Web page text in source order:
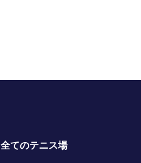
全てのテニス場